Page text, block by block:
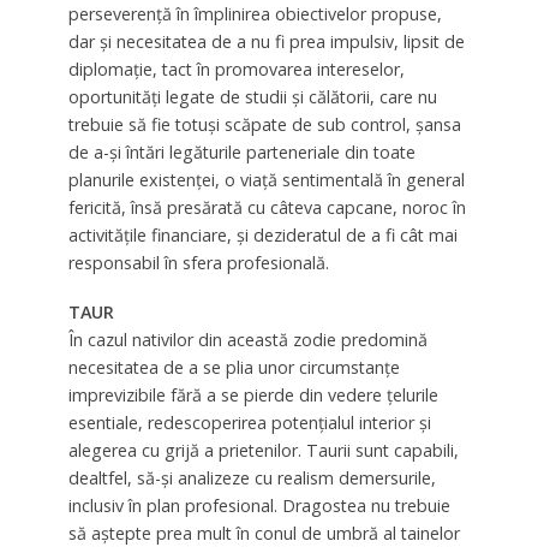
perseverenţă în împlinirea obiectivelor propuse,
dar şi necesitatea de a nu fi prea impulsiv, lipsit de
diplomaţie, tact în promovarea intereselor,
oportunităţi legate de studii şi călătorii, care nu
trebuie să fie totuşi scăpate de sub control, şansa
de a-și întări legăturile parteneriale din toate
planurile existenţei, o viaţă sentimentală în general
fericită, însă presărată cu câteva capcane, noroc în
activităţile financiare, şi dezideratul de a fi cât mai
responsabil în sfera profesională.
TAUR
În cazul nativilor din această zodie predomină
necesitatea de a se plia unor circumstanţe
imprevizibile fără a se pierde din vedere ţelurile
esentiale, redescoperirea potenţialul interior şi
alegerea cu grijă a prietenilor. Taurii sunt capabili,
dealtfel, să-și analizeze cu realism demersurile,
inclusiv în plan profesional. Dragostea nu trebuie
să aștepte prea mult în conul de umbră al tainelor